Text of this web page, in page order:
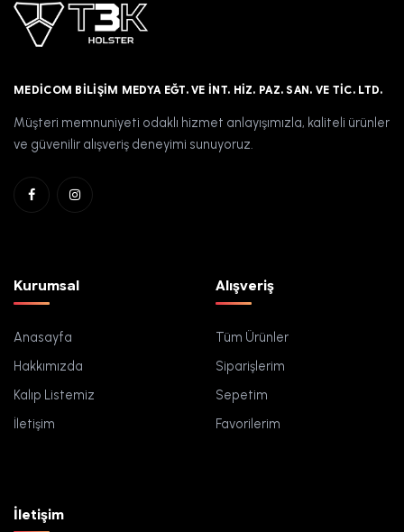
MEDICOM BILIŞIM MEDYA EĞT. VE İNT. HIZ. PAZ. SAN. VE TIC. LTD.
Müşteri memnuniyeti odaklı hizmet anlayışımızla, kaliteli ürünler
ve güvenilir alışveriş deneyimi sunuyoruz.
Kurumsal
Anasayfa
Hakkımızda
Kalıp Listemiz
İletişim
Alışveriş
Tüm Ürünler
Siparişlerim
Sepetim
Favorilerim
İletişim